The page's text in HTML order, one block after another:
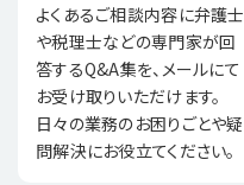
よくあるご相談内容に弁護士
や税理士などの専門家が回
答するQ&A集を、メールにて
お受け取りいただけます。
日々の業務のお困りごとや疑
問解決にお役立てください。